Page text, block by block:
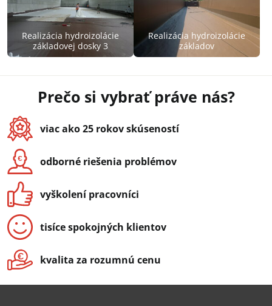
Realizácia hydroizolácie
základovej dosky 3
Realizácia hydroizolácie
základov
Prečo si vybrať práve nás?
viac ako 25 rokov skúseností
odborné riešenia problémov
vyškolení pracovníci
tisíce spokojných klientov
kvalita za rozumnú cenu